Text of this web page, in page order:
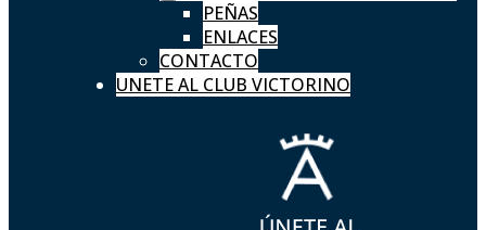
PEÑAS
ENLACES
CONTACTO
UNETE AL CLUB VICTORINO